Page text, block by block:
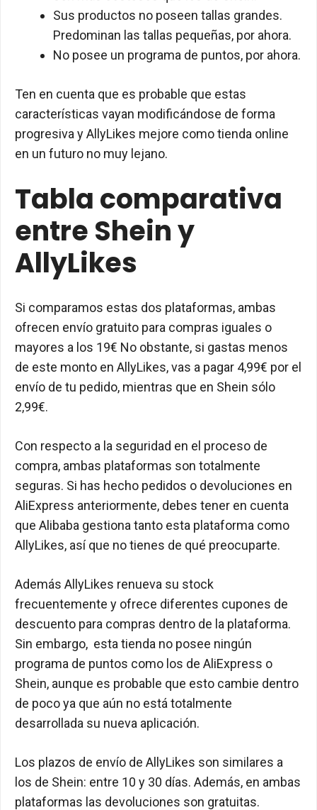
Sus productos no poseen tallas grandes.
Predominan las tallas pequeñas, por ahora.
No posee un programa de puntos, por ahora.
Ten en cuenta que es probable que estas
características vayan modificándose de forma
progresiva y AllyLikes mejore como tienda online
en un futuro no muy lejano.
Tabla comparativa
entre Shein y
AllyLikes
Si comparamos estas dos plataformas, ambas
ofrecen envío gratuito para compras iguales o
mayores a los 19€ No obstante, si gastas menos
de este monto en AllyLikes, vas a pagar 4,99€ por el
envío de tu pedido, mientras que en Shein sólo
2,99€.
Con respecto a la seguridad en el proceso de
compra, ambas plataformas son totalmente
seguras. Si has hecho pedidos o devoluciones en
AliExpress anteriormente, debes tener en cuenta
que Alibaba gestiona tanto esta plataforma como
AllyLikes, así que no tienes de qué preocuparte.
Además AllyLikes renueva su stock
frecuentemente y ofrece diferentes cupones de
descuento para compras dentro de la plataforma.
Sin embargo, esta tienda no posee ningún
programa de puntos como los de AliExpress o
Shein, aunque es probable que esto cambie dentro
de poco ya que aún no está totalmente
desarrollada su nueva aplicación.
Los plazos de envío de AllyLikes son similares a
los de Shein: entre 10 y 30 días. Además, en ambas
plataformas las devoluciones son gratuitas.